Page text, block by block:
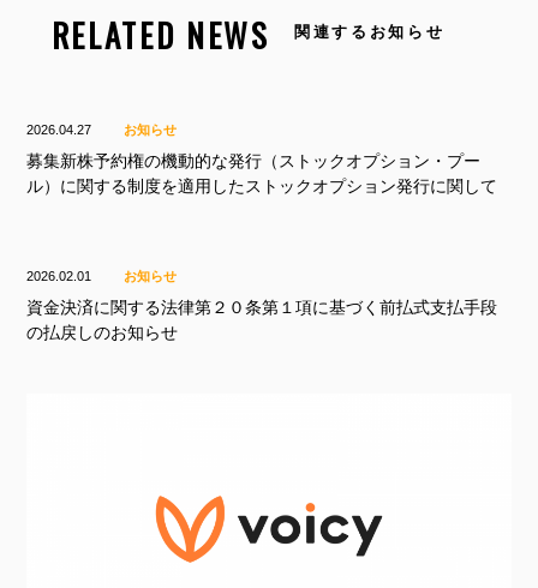
RELATED NEWS 関連するお知らせ
2026.04.27 お知らせ
募集新株予約権の機動的な発行（ストックオプション・プー
ル）に関する制度を適用したストックオプション発行に関して
2026.02.01 お知らせ
資金決済に関する法律第２０条第１項に基づく前払式支払手段
の払戻しのお知らせ